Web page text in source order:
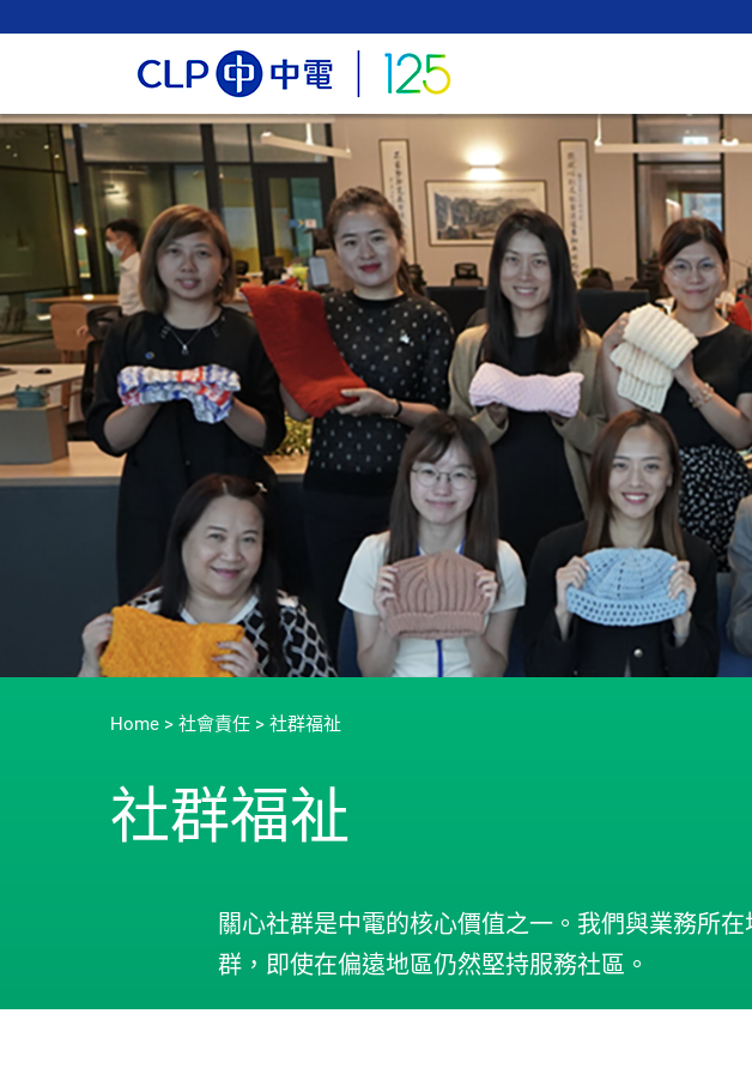
Home > 社會責任 > 社群福祉
社群福祉
關心社群是中電的核心價值之一。我們與業務所
群，即使在偏遠地區仍然堅持服務社區。